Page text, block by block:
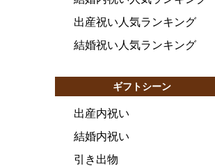
出産祝い人気ランキング
結婚祝い人気ランキング
ギフトシーン
出産内祝い
結婚内祝い
引き出物